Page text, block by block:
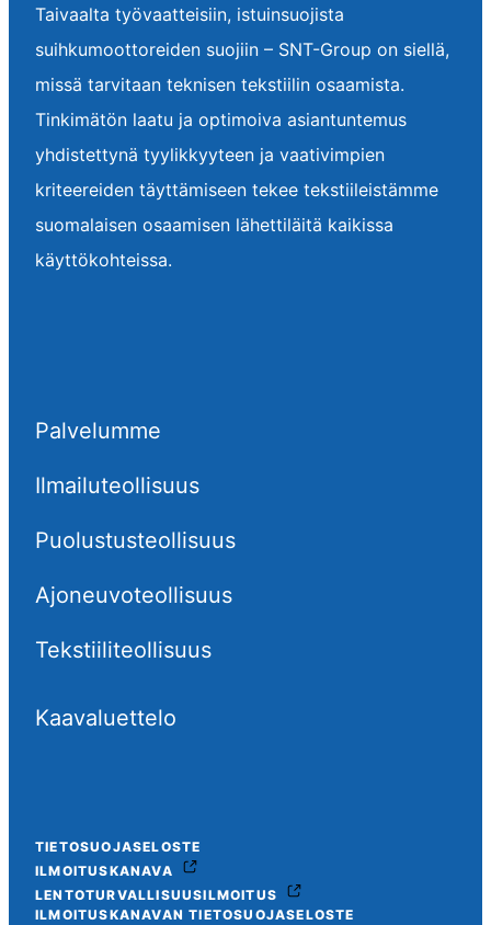
Taivaalta työvaatteisiin, istuinsuojista
suihkumoottoreiden suojiin – SNT-Group on siellä,
missä tarvitaan teknisen tekstiilin osaamista.
Tinkimätön laatu ja optimoiva asiantuntemus
yhdistettynä tyylikkyyteen ja vaativimpien
kriteereiden täyttämiseen tekee tekstiileistämme
suomalaisen osaamisen lähettiläitä kaikissa
käyttökohteissa.
Palvelumme
Ilmailuteollisuus
Puolustusteollisuus
Ajoneuvoteollisuus
Tekstiiliteollisuus
Kaavaluettelo
TIETOSUOJASELOSTE
ILMOITUSKANAVA
LENTOTURVALLISUUSILMOITUS
ILMOITUSKANAVAN TIETOSUOJASELOSTE